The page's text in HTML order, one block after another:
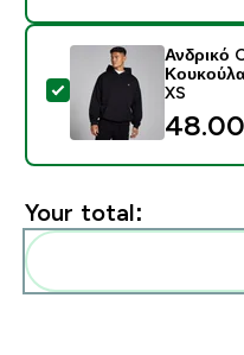
Select this product
Ανδρικό
XS
Your total: